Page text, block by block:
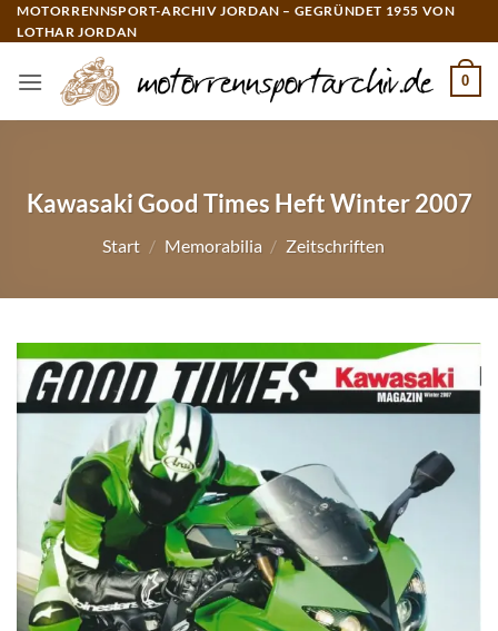
Zum
Inhalt
MOTORRENNSPORT-ARCHIV JORDAN – GEGRÜNDET 1955 VON
LOTHAR JORDAN
0
Kawasaki Good Times Heft Winter 2007
Start / Memorabilia / Zeitschriften